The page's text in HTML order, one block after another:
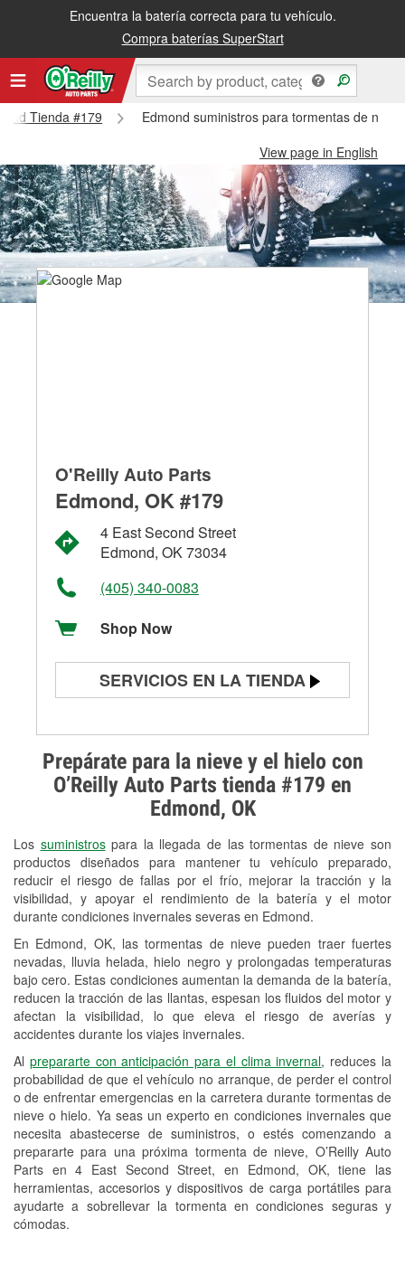
Encuentra la batería correcta para tu vehículo.
Compra baterías SuperStart
Tienda #179
Edmond suministros para tormentas de
View page in English
Prepárate para la nieve y el hielo con
O’Reilly Auto Parts tienda #179 en
Edmond, OK
Los suministrospara la llegada de las tormentas de nieve son
productos diseñados para mantener tu vehículo preparado,
reducir el riesgo de fallas por el frío, mejorar la tracción y la
visibilidad, y apoyar el rendimiento de la batería y el motor
durante condiciones invernales severas en Edmond.
En Edmond, OK, las tormentas de nieve pueden traer fuertes
nevadas, lluvia helada, hielo negro y prolongadas temperaturas
bajo cero. Estas condiciones aumentan la demanda de la batería,
reducen la tracción de las llantas, espesan los fluidos del motor y
afectan la visibilidad, lo que eleva el riesgo de averías y
accidentes durante los viajes invernales.
Al prepararte con anticipación para el clima invernal, reduces la
probabilidad de que el vehículo no arranque, de perder el control
o de enfrentar emergencias en la carretera durante tormentas de
nieve o hielo. Ya seas un experto en condiciones invernales que
necesita abastecerse de suministros, o estés comenzando a
prepararte para una próxima tormenta de nieve, O’Reilly Auto
Parts en 4 East Second Street, en Edmond, OK, tiene las
herramientas, accesorios y dispositivos de carga portátiles para
ayudarte a sobrellevar la tormenta en condiciones seguras y
cómodas.
O'Reilly Auto Parts
Edmond, OK #179
4 East Second Street
Edmond, OK 73034
(405) 340-0083
Shop Now
SERVICIOS EN LA TIENDA
Prueba de alternadores y
arrancadores
Revisión de la luz "Check Engine"
Reciclaje de baterías y aceite
Instalación de bombillas de faros
Instalación de limpiaparabrisas
Programa de Préstamo de
Herramientas
Rectificación de tambores y discos de
freno
Snowstorm Supplies
Tornado Supplies
Conoce más